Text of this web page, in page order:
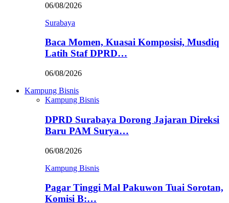
06/08/2026
Surabaya
Baca Momen, Kuasai Komposisi, Musdiq
Latih Staf DPRD…
06/08/2026
Kampung Bisnis
Kampung Bisnis
DPRD Surabaya Dorong Jajaran Direksi
Baru PAM Surya…
06/08/2026
Kampung Bisnis
Pagar Tinggi Mal Pakuwon Tuai Sorotan,
Komisi B:…